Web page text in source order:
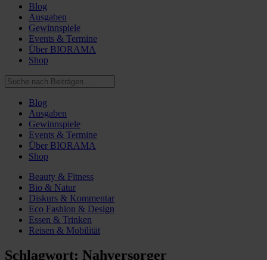
Blog
Ausgaben
Gewinnspiele
Events & Termine
Über BIORAMA
Shop
Blog
Ausgaben
Gewinnspiele
Events & Termine
Über BIORAMA
Shop
Beauty & Fitness
Bio & Natur
Diskurs & Kommentar
Eco Fashion & Design
Essen & Trinken
Reisen & Mobilität
Schlagwort: Nahversorger